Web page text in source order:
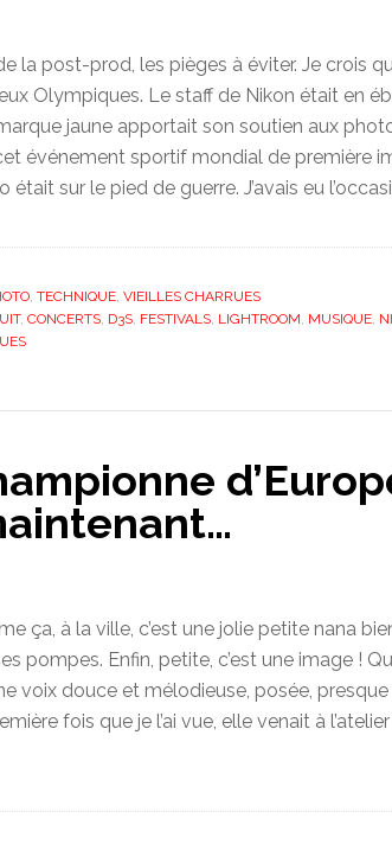
la post-prod, les pièges à éviter. Je crois
Olympiques. Le staff de Nikon était en
jaune apportait son soutien aux
événement sportif mondial de première
était sur le pied de guerre. J’avais eu
, TECHNIQUE, VIEILLES CHARRUES
, CONCERTS, D3S, FESTIVALS, LIGHTROOM, MUSIQUE,
ça, à la ville, c’est une jolie petite nana
pompes. Enfin, petite, c’est une image !
voix douce et mélodieuse, posée,
fois que je l’ai vue, elle venait à